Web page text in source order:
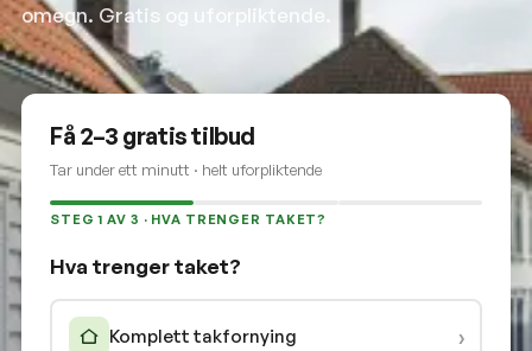
omegn. Gratis og uforpliktende.
Få 2–3 gratis tilbud
Tar under ett minutt · helt uforpliktende
STEG 1 AV 3 · HVA TRENGER TAKET?
Hva trenger taket?
Komplett takfornying ›